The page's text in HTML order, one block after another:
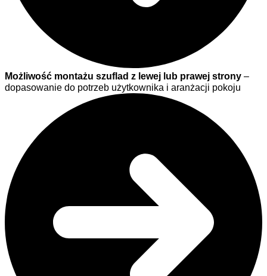
Możliwość montażu szuflad z lewej lub prawej strony –
dopasowanie do potrzeb użytkownika i aranżacji pokoju